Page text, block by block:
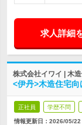
求人詳細
株式会社イワイ | 木
<伊丹>木造住宅向
正社員 学歴不問
情報更新日：2026/05/22